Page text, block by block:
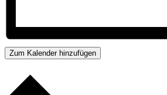
Zum Kalender hinzufügen